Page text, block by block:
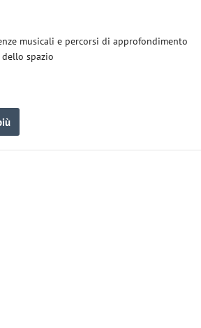
musicali e percorsi di approfondimento
spazio